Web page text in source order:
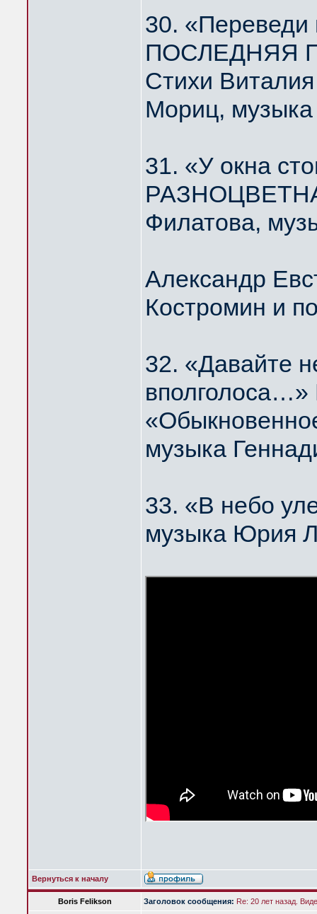
30.
ПОСЛЕДНЯЯ
Стихи
Мориц,
31. «У окна
Филатова,
Александр
Костромин и
32. «Давайте
музыка
33. «В небо
музыка Юрия
Вернуться к началу
Boris Felikson Заголовок сообщения: Re: 20 лет назад.